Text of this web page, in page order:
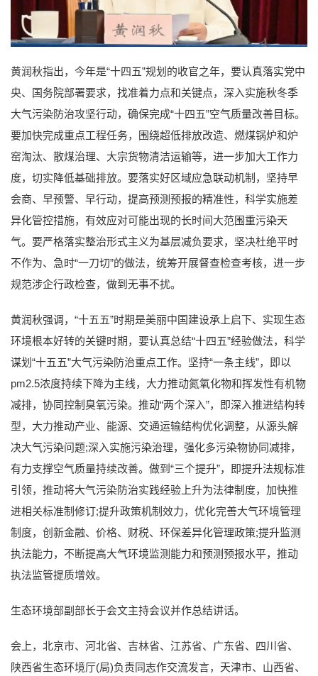
黄润秋指出，今年是“十四五”规划的收官之年，要认真落实党中
央、国务院部署要求，找准着力点和关键点，深入实施秋冬季
大气污染防治攻坚行动，确保完成“十四五”空气质量改善目标。
要加快完成重点工程任务，围绕超低排放改造、燃煤锅炉和炉
窑淘汰、散煤治理、大宗货物清洁运输等，进一步加大工作力
度，切实降低基础排放。要落实好区域应急联动机制，坚持早
会商、早预警、早行动，提高预测预报的精准性，科学实施差
异化管控措施，有效应对可能出现的长时间大范围重污染天
气。要严格落实整治形式主义为基层减负要求，坚决杜绝平时
不作为、急时“一刀切”的做法，统筹开展督查检查考核，进一步
规范涉企行政检查，做到无事不扰。
黄润秋强调，“十五五”时期是美丽中国建设承上启下、实现生态
环境根本好转的关键时期，要认真总结“十四五”经验做法，科学
谋划“十五五”大气污染防治重点工作。坚持“一条主线”，即以
pm2.5浓度持续下降为主线，大力推动氮氧化物和挥发性有机物
减排，协同控制臭氧污染。推动“两个深入”，即深入推进结构转
型，大力推动产业、能源、交通运输结构优化调整，从源头解
决大气污染问题;深入实施污染治理，强化多污染物协同减排，
有力支撑空气质量持续改善。做到“三个提升”，即提升法规标准
引领，推动将大气污染防治实践经验上升为法律制度，加快推
进相关标准制修订;提升政策机制效力，优化完善大气环境管理
制度，创新金融、价格、财税、环保差异化管理政策;提升监测
执法能力，不断提高大气环境监测能力和预测预报水平，推动
执法监管提质增效。
生态环境部副部长于会文主持会议并作总结讲话。
会上，北京市、河北省、吉林省、江苏省、广东省、四川省、
陕西省生态环境厅(局)负责同志作交流发言，天津市、山西省、